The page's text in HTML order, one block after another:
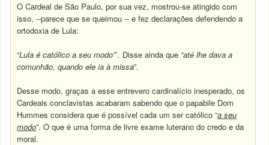
O Cardeal de São Paulo, por sua vez, mostrou-se atingido com
isso, --parece que se queimou -- e fez declarações defendendo a
ortodoxia de Lula:
“Lula é católico a seu modo”`. Disse ainda que “até lhe dava a
comunhão, quando ele ia à missa”.
Desse modo, graças a esse entrevero cardinalício inesperado, os
Cardeais conclavistas acabaram sabendo que o papabile Dom
Hummes considera que é possível cada um ser católico “a seu
modo”. O que é uma forma de livre exame luterano do credo e da
moral.